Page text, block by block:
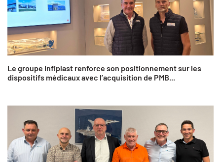
Le groupe Infiplast renforce son positionnement sur les
dispositifs médicaux avec l’acquisition de PMB...